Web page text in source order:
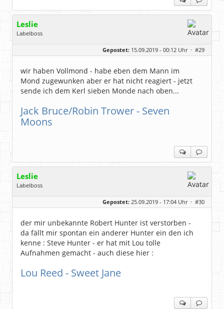
Leslie
Labelboss
in der Mitte zwischen Kölnarena und Festhalle Ffm
Beiträge:
48743
Gepostet: 15.09.2019 - 00:12 Uhr · #29
wir haben Vollmond - habe eben dem Mann im
Mond zugewunken aber er hat nicht reagiert - jetzt
sende ich dem Kerl sieben Monde nach oben...
Jack Bruce/Robin Trower - Seven
Moons
Leslie
Labelboss
Geschlecht:
keine Angabe
in der Mitte zwischen Kölnarena und Festhalle Ffm
Beiträge:
48743
Gepostet: 25.09.2019 - 17:04 Uhr · #30
der mir unbekannte Robert Hunter ist verstorben -
da fällt mir spontan ein anderer Hunter ein den ich
kenne : Steve Hunter - er hat mit Lou tolle
Aufnahmen gemacht - auch diese hier :
Lou Reed - Sweet Jane